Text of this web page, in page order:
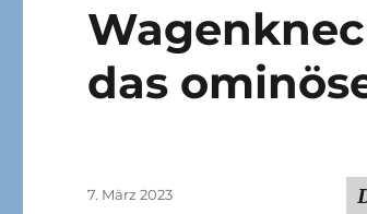
das
Veröffentlicht
7. März 2023